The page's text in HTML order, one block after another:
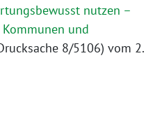
nutzen –
und
8/5106) vom 2.